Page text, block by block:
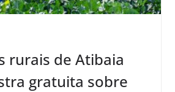
rurais de Atibaia
gratuita sobre